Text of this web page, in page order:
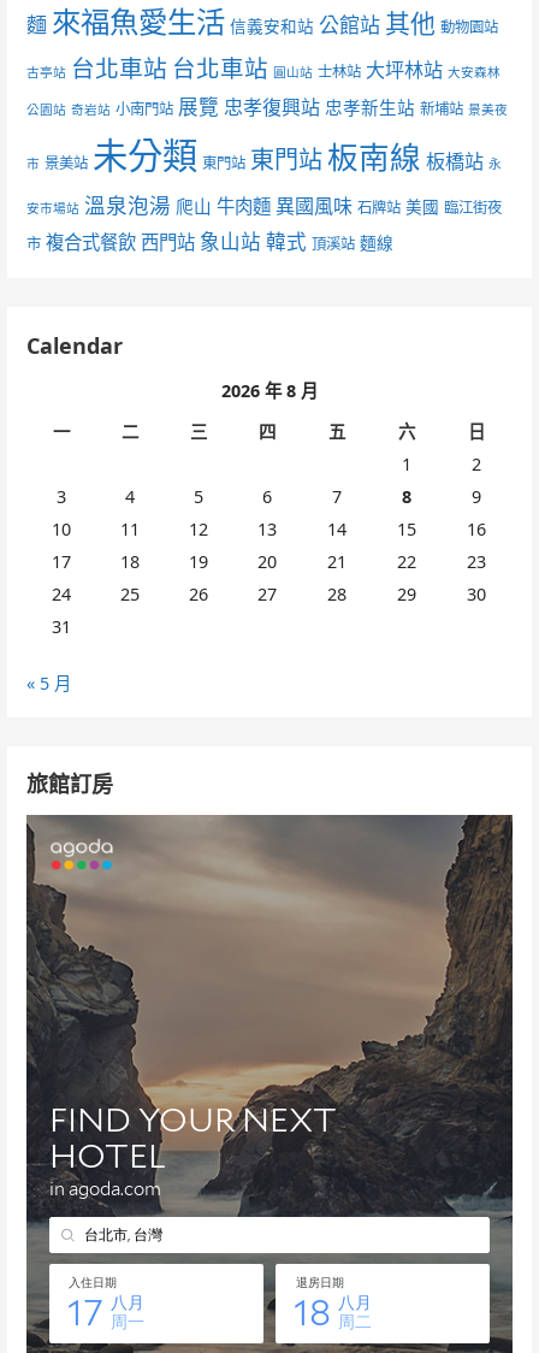
麵 來福魚愛生活 信義安和站 公館站 其他 動物園站
古亭站 台北車站 台北車站 圓山站 士林站 大坪林站 大安森林
公園站 奇岩站 小南門站 展覽 忠孝復興站 忠孝新生站 新埔站 景美夜
市 景美站 未分類 東門站 東門站板南線 板橋站 永
安市場站 溫泉泡湯 爬山 牛肉麵 異國風味 石牌站 美國 臨江街夜
市 複合式餐飲 西門站 象山站 韓式 頂溪站 麵線
Calendar
2026 年 8 月
一
二 三 四 五 六
日
1
2
3
4 5 6 7 8
9
10
11 12 13 14 15
16
17
18 19 20 21 22
23
24
25 26 27 28 29
30
31
« 5 月
旅館訂房